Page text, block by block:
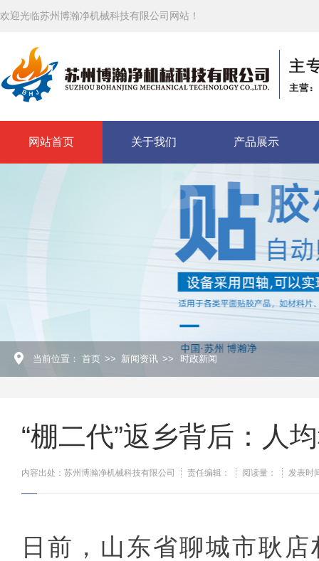
欢迎光临苏州博瀚净机械科技有限公司网站！
网站首页 关于我们 产品展示
当前位置： 首页 >> 新闻资讯 >> 时政新闻
“棚二代”返乡背后：人
内容出处：苏州博瀚净机械科技有限公司 责任编辑： 阅读量： 发表时
日前，山东省聊城市耿